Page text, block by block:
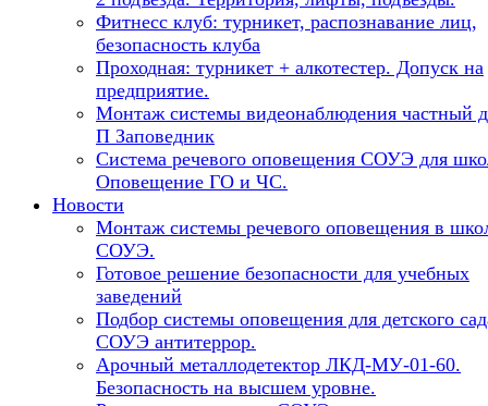
Фитнесс клуб: турникет, распознавание лиц,
безопасность клуба
Проходная: турникет + алкотестер. Допуск на
предприятие.
Монтаж системы видеонаблюдения частный
П Заповедник
Система речевого оповещения СОУЭ для
Оповещение ГО и ЧС.
Новости
Монтаж системы речевого оповещения в
СОУЭ.
Готовое решение безопасности для учебных
заведений
Подбор системы оповещения для детского
СОУЭ антитеррор.
Арочный металлодетектор ЛКД-МУ-01-60.
Безопасность на высшем уровне.